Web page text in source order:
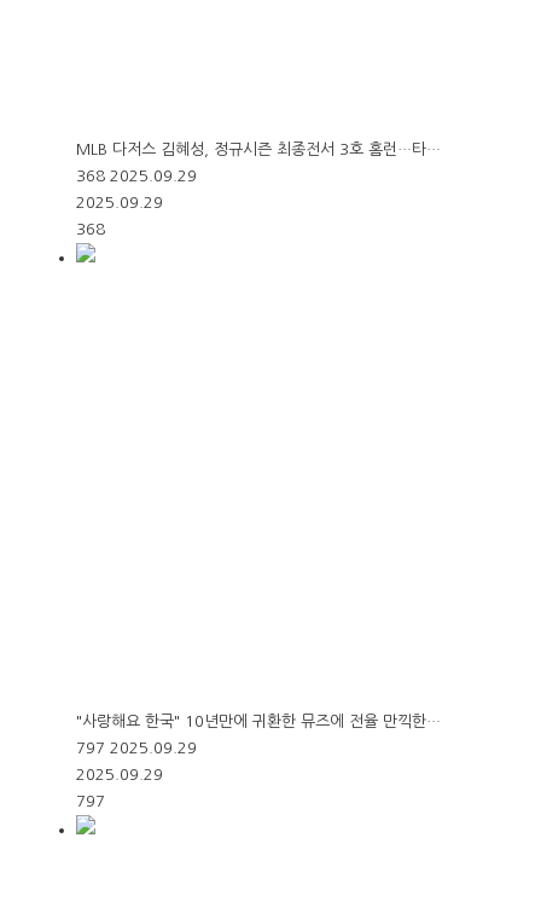
MLB 다저스 김혜성, 정규시즌 최종전서 3호 홈런…타…
368 2025.09.29
2025.09.29
368
"사랑해요 한국" 10년만에 귀환한 뮤즈에 전율 만끽한…
797 2025.09.29
2025.09.29
797